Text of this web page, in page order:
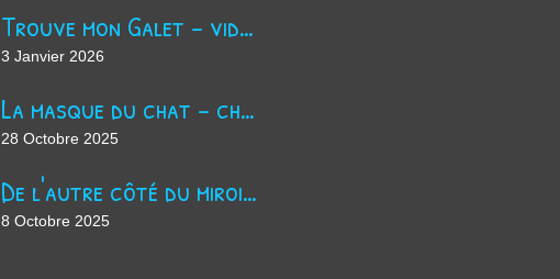
Trouve mon Galet - vidéo Youtube
3 Janvier 2026
La masque du chat - chanson d'Halloween
28 Octobre 2025
De l'autre côté du miroir - chanson suno ai
8 Octobre 2025